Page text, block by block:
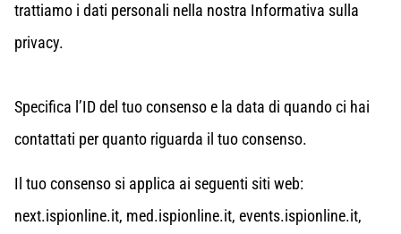
trattiamo i dati personali nella nostra Informativa sulla
privacy.
Specifica l’ID del tuo consenso e la data di quando ci hai
contattati per quanto riguarda il tuo consenso.
Il tuo consenso si applica ai seguenti siti web:
next.ispionline.it, med.ispionline.it, events.ispionline.it,